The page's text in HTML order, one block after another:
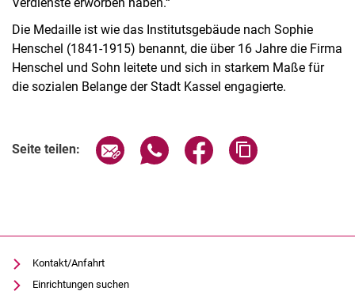
Die Medaille ist wie das Institutsgebäude nach Sophie
Henschel (1841-1915) benannt, die über 16 Jahre die Firma
Henschel und Sohn leitete und sich in starkem Maße für
die sozialen Belange der Stadt Kassel engagierte.
Seite teilen: Seite über E-Mail teilen
Seite über WhatsApp teilen
Seite über Facebook
Kontakt/Anfahrt
Einrichtungen suchen